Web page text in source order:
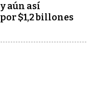
aún así
$1,2 billones